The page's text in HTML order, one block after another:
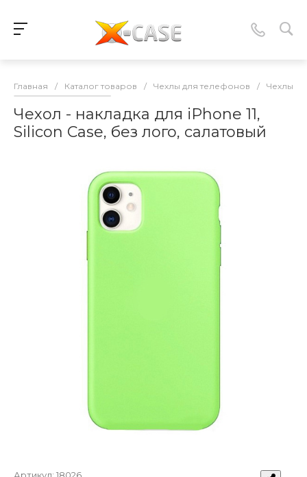
Главная / Каталог товаров / Чехлы для телефонов / Чехлы-
Чехол - накладка для iPhone 11,
Silicon Case, без лого, салатовый
Артикул: 18026